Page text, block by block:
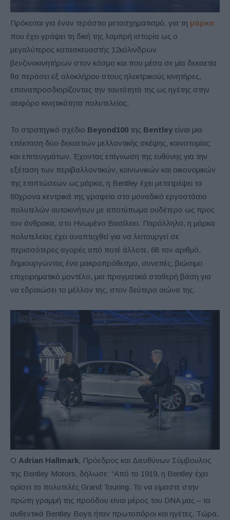
Πρόκειται για έναν τεράστιο μετασχηματισμό, για τη μάρκα
που έχει γράψει τη δική της λαμπρή ιστορία ως ο
μεγαλύτερος κατασκευαστής 12κύλινδρων
βενζινοκινητήρων στον κόσμο και που μέσα σε μία δεκαετία
θα περάσει εξ ολοκλήρου στους ηλεκτρικούς κινητήρες,
επαναπροσδιορίζοντας την ταυτότητά της ως ηγέτης στην
αειφόρο κινητικότητα πολυτελείας.
Το στρατηγικό σχέδιο Beyond100 της Bentley είναι μια
επέκταση δύο δεκαετιών μελλοντικής σκέψης, καινοτομίας
και επιτευγμάτων. Έχοντας επίγνωση της ευθύνης για την
εξέταση των περιβαλλοντικών, κοινωνικών και οικονομικών
της επιπτώσεων ως μάρκα, η Bentley έχει μετατρέψει τα
80χρονα κεντρικά της γραφεία στο μοναδικό εργοστάσιο
πολυτελών αυτοκινήτων με αποτύπωμα ουδέτερο ως προς
τον άνθρακα, στο Ηνωμένο Βασίλειο. Παράλληλα, η μάρκα
πολυτελείας έχει αναπτυχθεί για να λειτουργεί σε
περισσότερες αγορές από ποτέ άλλοτε, 68 τον αριθμό,
δημιουργώντας ένα μακροπρόθεσμο, συνεπές, βιώσιμο
επιχειρηματικό μοντέλο, μια πραγματικά σταθερή βάση για
να εδραιώσει το μέλλον της, στον δεύτερο αιώνα της.
Ο Adrian Hallmark, Πρόεδρος και Διευθύνων Σύμβουλος
της Bentley Motors, δήλωσε: “Από το 1919, η Bentley έχει
ορίσει το πολυτελές Grand Touring. Το να είμαστε στην
πρώτη γραμμή της προόδου είναι μέρος του DNA μας – τα
αυθεντικά Bentley Boys ήταν πρωτοπόροι και ηγέτες. Τώρα,